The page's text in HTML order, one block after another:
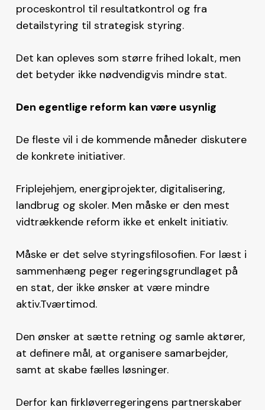
proceskontrol til resultatkontrol og fra
detailstyring til strategisk styring.
Det kan opleves som større frihed lokalt, men
det betyder ikke nødvendigvis mindre stat.
Den egentlige reform kan være usynlig
De fleste vil i de kommende måneder diskutere
de konkrete initiativer.
Friplejehjem, energiprojekter, digitalisering,
landbrug og skoler. Men måske er den mest
vidtrækkende reform ikke et enkelt initiativ.
Måske er det selve styringsfilosofien. For læst i
sammenhæng peger regeringsgrundlaget på
en stat, der ikke ønsker at være mindre
aktiv.Tværtimod.
Den ønsker at sætte retning og samle aktører,
at definere mål, at organisere samarbejder,
samt at skabe fælles løsninger.
Derfor kan firkløverregeringens partnerskaber